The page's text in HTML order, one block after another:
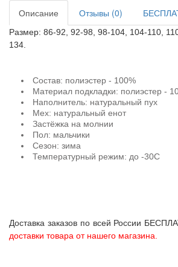
Описание Отзывы (0)
Размер: 86-92, 92-98, 98-104, 104-110,
134.
Состав: полиэстер - 100%
Материал подкладки: полиэстер -
Наполнитель: натуральный пух
Мех: натуральный енот
Застёжка на молнии
Пол: мальчики
Сезон: зима
Температурный режим: до -30С
Доставка заказов по всей России
доставки товара от нашего магазина.